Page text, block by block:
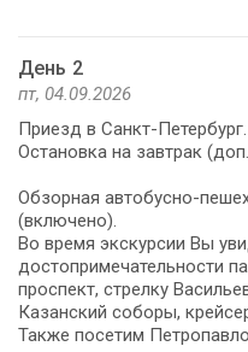
День 2
пт, 04.09.2026
Приезд в Санкт-Петербург.
Остановка на завтрак
Обзорная автобусно-
(включено).
Во время экскурсии Вы
достопримечательности
проспект, стрелку
Казанский соборы,
Также посетим